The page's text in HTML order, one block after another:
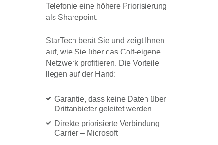
Telefonie eine höhere Priorisierung
als Sharepoint.
StarTech berät Sie und zeigt Ihnen
auf, wie Sie über das Colt-eigene
Netzwerk profitieren. Die Vorteile
liegen auf der Hand:
Garantie, dass keine Daten über
Drittanbieter geleitet werden
Direkte priorisierte Verbindung
Carrier – Microsoft